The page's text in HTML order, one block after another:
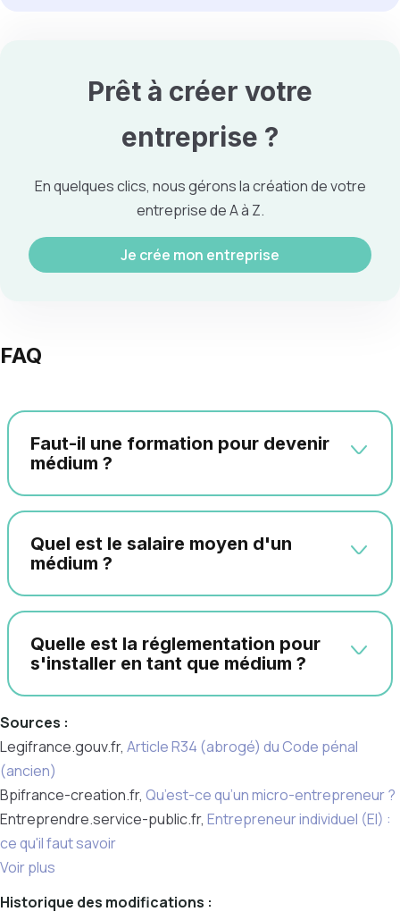
Prêt à créer votre
entreprise ?
En quelques clics, nous gérons la création de votre
entreprise de A à Z.
Je crée mon entreprise
FAQ
Faut-il une formation pour devenir
médium ?
Quel est le salaire moyen d'un
médium ?
Quelle est la réglementation pour
s'installer en tant que médium ?
Sources :
Legifrance.gouv.fr, Article R34 (abrogé) du Code pénal
(ancien)
Bpifrance-creation.fr, Qu’est-ce qu’un micro-entrepreneur ?
Entreprendre.service-public.fr, Entrepreneur individuel (EI) :
ce qu'il faut savoir
Voir plus
Historique des modifications :